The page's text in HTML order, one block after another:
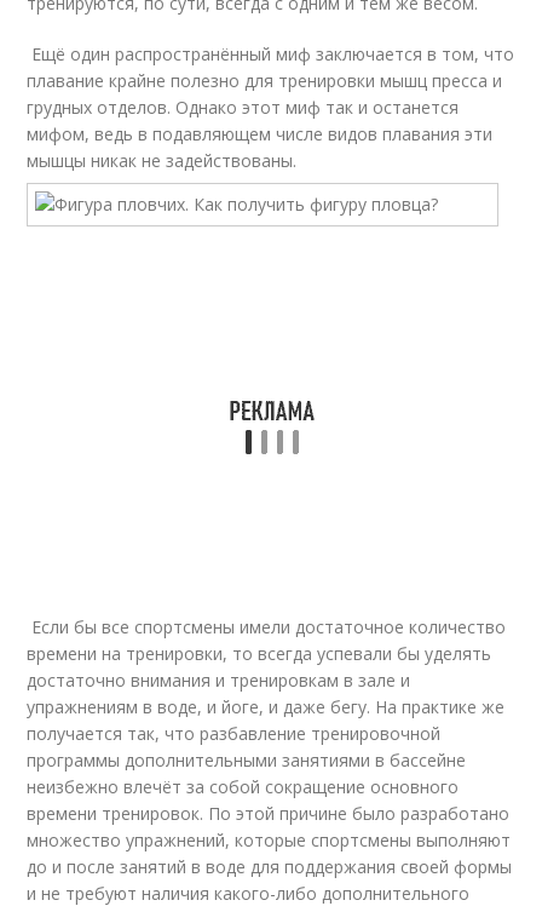
Ещё один распространённый миф заключается в том, что
плавание крайне полезно для тренировки мышц пресса и
грудных отделов. Однако этот миф так и останется
мифом, ведь в подавляющем числе видов плавания эти
мышцы никак не задействованы.
Если бы все спортсмены имели достаточное количество
времени на тренировки, то всегда успевали бы уделять
достаточно внимания и тренировкам в зале и
упражнениям в воде, и йоге, и даже бегу. На практике же
получается так, что разбавление тренировочной
программы дополнительными занятиями в бассейне
неизбежно влечёт за собой сокращение основного
времени тренировок. По этой причине было разработано
множество упражнений, которые спортсмены выполняют
до и после занятий в воде для поддержания своей формы
и не требуют наличия какого-либо дополнительного